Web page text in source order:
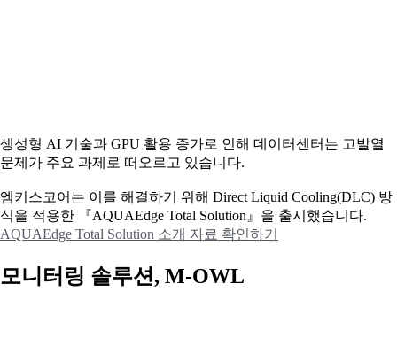
생성형 AI 기술과 GPU 활용 증가로 인해 데이터센터는 고발열
문제가 주요 과제로 떠오르고 있습니다.
엠키스코어는 이를 해결하기 위해 Direct Liquid Cooling(DLC) 방
식을 적용한 『AQUAEdge Total Solution』을 출시했습니다.
AQUAEdge Total Solution 소개 자료 확인하기
모니터링 솔루션, M-OWL